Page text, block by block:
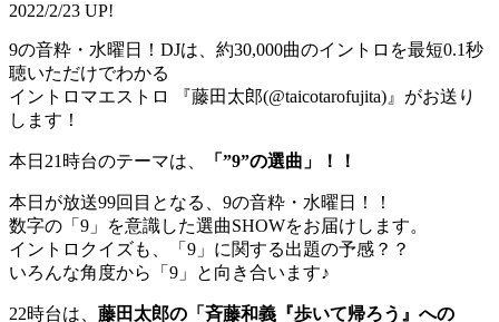
2022/2/23 UP!
9の音粋・水曜日！DJは、約30,000曲のイントロを最短0.1秒
聴いただけでわかる
イントロマエストロ 『藤田太郎(@taicotarofujita)』がお送り
します！
本日21時台のテーマは、 「”9”の選曲」！！
本日が放送99回目となる、9の音粋・水曜日！！
数字の「9」を意識した選曲SHOWをお届けします。
イントロクイズも、「9」に関する出題の予感？？
いろんな角度から「9」と向き合います♪
22時台は、 藤田太郎の「斉藤和義『歩いて帰ろう』への